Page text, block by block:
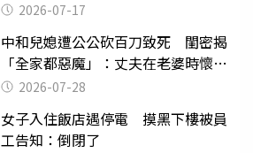
2026-07-17
中和兒媳遭公公砍百刀致死 閨密揭
「全家都惡魔」：丈夫在老婆時懷孕
摔東西
2026-07-28
女子入住飯店遇停電 摸黑下樓被員
工告知：倒閉了